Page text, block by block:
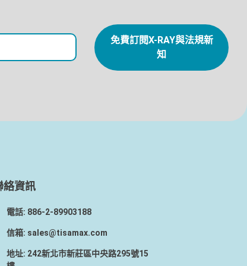
免費訂閱X-RAY與法規新
知
絡資訊
電話: 886-2-89903188
信箱: sales@tisamax.com
地址: 242新北市新莊區中央路295號15